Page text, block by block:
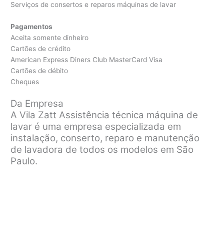
Serviços de consertos e reparos máquinas de lavar
Pagamentos
Aceita somente dinheiro
Cartões de crédito
American Express Diners Club MasterCard Visa
Cartões de débito
Cheques
Da Empresa
A Vila Zatt Assistência técnica máquina de
lavar é uma empresa especializada em
instalação, conserto, reparo e manutenção
de lavadora de todos os modelos em São
Paulo.